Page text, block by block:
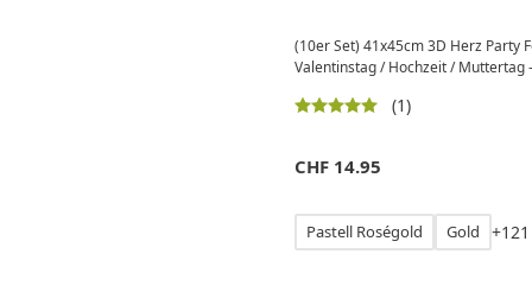
(10er Set) 41x45cm 3D Herz Party
Valentinstag / Hochzeit / Muttertag
(1)
CHF 14.95
Pastell Roségold Gold +1 21